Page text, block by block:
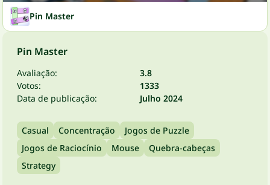
Pin Master
Pin Master
Avaliação:
3.8
Votos:
1333
Data de publicação:
Julho 2024
Casual Concentração
Jogos de Puzzle
Jogos de Raciocínio
Mouse
Quebra-cabeças
Strategy